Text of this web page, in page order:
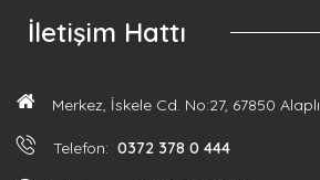
İletişim Hattı
Merkez, İskele Cd. No:27, 67850 Alaplı
Telefon: 0372 378 0 444